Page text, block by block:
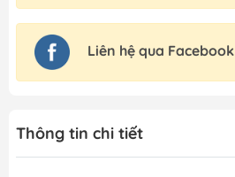
Liên hệ qua Facebook
Thông tin chi tiết